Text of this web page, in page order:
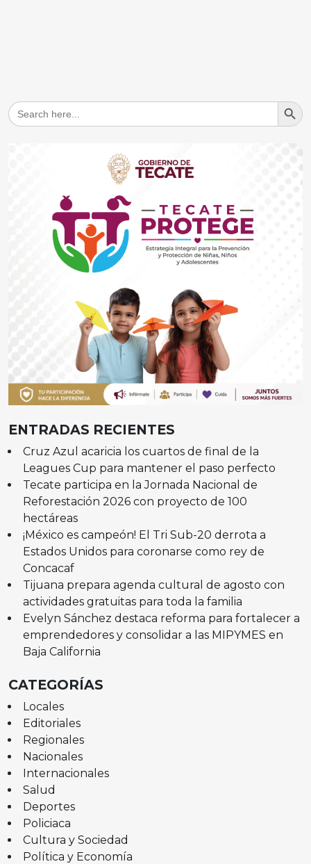
Search
for:
Search
ENTRADAS RECIENTES
Cruz Azul acaricia los cuartos de final de la
Leagues Cup para mantener el paso perfecto
Tecate participa en la Jornada Nacional de
Reforestación 2026 con proyecto de 100
hectáreas
¡México es campeón! El Tri Sub-20 derrota a
Estados Unidos para coronarse como rey de
Concacaf
Tijuana prepara agenda cultural de agosto con
actividades gratuitas para toda la familia
Evelyn Sánchez destaca reforma para fortalecer a
emprendedores y consolidar a las MIPYMES en
Baja California
CATEGORÍAS
Locales
Editoriales
Regionales
Nacionales
Internacionales
Salud
Deportes
Policiaca
Cultura y Sociedad
Política y Economía